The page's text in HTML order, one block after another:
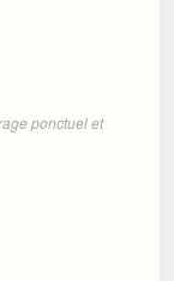
ponctuel et